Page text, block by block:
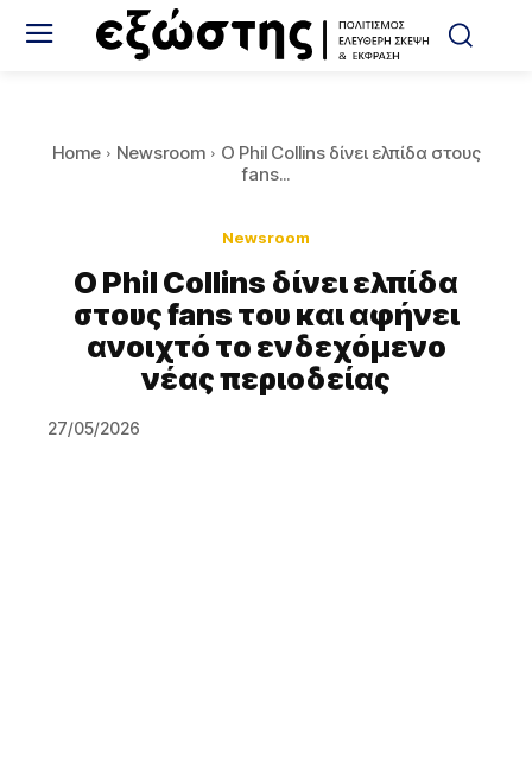
Home Newsroom
Ο Phil Collins δίνει ελπίδα στους
fans...
Newsroom
Ο Phil Collins δίνει ελπίδα
στους fans του και αφήνει
ανοιχτό το ενδεχόμενο
νέας περιοδείας
27/05/2026